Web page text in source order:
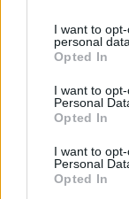
I want to
personal data.
Opted In
I want to
Personal
Opted In
I want to
Personal
Opted In
carey hemos
más oscura
combinado la
sólidos y